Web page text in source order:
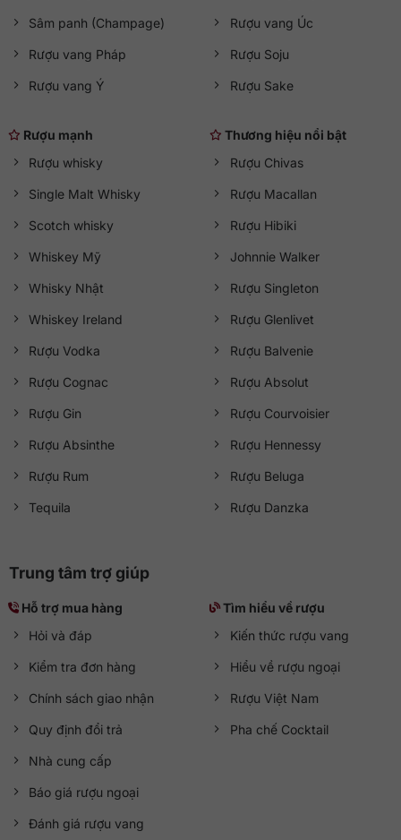
Sâm panh (Champage)
Rượu vang Pháp
Rượu vang Ý
Rượu vang Úc
Rượu Soju
Rượu Sake
Rượu mạnh
Rượu whisky
Single Malt Whisky
Scotch whisky
Whiskey Mỹ
Whisky Nhật
Whiskey Ireland
Rượu Vodka
Rượu Cognac
Rượu Gin
Rượu Absinthe
Rượu Rum
Tequila
Thương hiệu nổi bật
Rượu Chivas
Rượu Macallan
Rượu Hibiki
Johnnie Walker
Rượu Singleton
Rượu Glenlivet
Rượu Balvenie
Rượu Absolut
Rượu Courvoisier
Rượu Hennessy
Rượu Beluga
Rượu Danzka
Trung tâm trợ giúp
Hỗ trợ mua hàng
Hỏi và đáp
Kiểm tra đơn hàng
Chính sách giao nhận
Quy định đổi trả
Nhà cung cấp
Báo giá rượu ngoại
Đánh giá rượu vang
Tìm hiểu về rượu
Kiến thức rượu vang
Hiểu về rượu ngoại
Rượu Việt Nam
Pha chế Cocktail